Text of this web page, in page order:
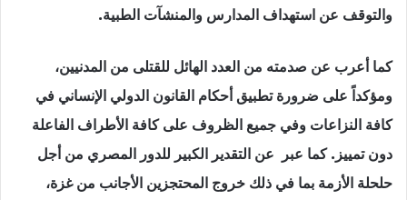
والتوقف عن استهداف المدارس والمنشآت الطبية.
كما أعرب عن صدمته من العدد الهائل للقتلى من المدنيين،
ومؤكداً على ضرورة تطبيق أحكام القانون الدولي الإنساني في
كافة النزاعات وفي جميع الظروف على كافة الأطراف الفاعلة
دون تمييز. كما عبر عن التقدير الكبير للدور المصري من أجل
حلحلة الأزمة بما في ذلك خروج المحتجزين الأجانب من غزة،